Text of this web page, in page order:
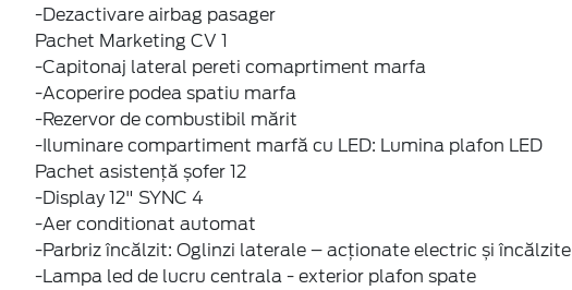
-Dezactivare airbag pasager
Pachet Marketing CV 1
-Capitonaj lateral pereti comaprtiment marfa
-Acoperire podea spatiu marfa
-Rezervor de combustibil mărit
-Iluminare compartiment marfă cu LED: Lumina plafon LED
Pachet asistență șofer 12
-Display 12" SYNC 4
-Aer conditionat automat
-Parbriz încălzit: Oglinzi laterale – acționate electric și încălzite
-Lampa led de lucru centrala - exterior plafon spate